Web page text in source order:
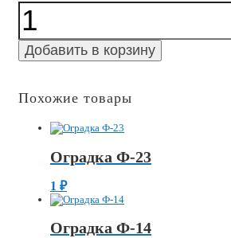
Количество
Оградка
Ф-13
Добавить в корзину
Похожие товары
Оградка Ф-23
1 ₽
Оградка Ф-14